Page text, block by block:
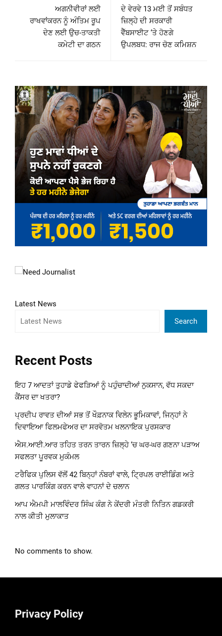
ਅਗਨੀਵੀਰਾਂ ਲਈ
ਰਾਖਵਾਂਕਰਨ ਨੂੰ ਅੰਤਿਮ ਰੂਪ
ਦੇਣ ਲਈ ਉਚ-ਤਾਕਤੀ
ਕਮੇਟੀ ਦਾ ਗਠਨ
ਦੇ ਵੇਰਵੇ 13 ਮਈ ਤੋਂ ਸਬੰਧਤ
ਜ਼ਿਲ੍ਹੇ ਦੀ ਸਰਕਾਰੀ
ਵੈੱਬਸਾਈਟ ‘ਤੇ ਹੋਣਗੇ
ਉਪਲਬਧ: ਰਾਜ ਚੋਣ ਕਮਿਸ਼ਨ
Latest News
Search
Recent Posts
ਇਹ 7 ਆਦਤਾਂ ਤੁਹਾਡੇ ਫੇਫੜਿਆਂ ਨੂੰ ਪਹੁੰਚਾਦੀਆਂ ਨੁਕਸਾਨ, ਵੱਧ ਸਕਦਾ
ਕੈਂਸਰ ਦਾ ਖਤਰਾ?
ਪ੍ਰਦੀਪ ਰਾਵਤ ਦੀਆਂ ਸਭ ਤੋਂ ਖੌਫ਼ਨਾਕ ਵਿਲੇਨ ਭੂਮਿਕਾਵਾਂ, ਜਿਨ੍ਹਾਂ ਨੇ
ਦਿਵਾਇਆ ਫਿਲਮਫੇਅਰ ਦਾ ਸਰਵੋਤਮ ਖਲਨਾਇਕ ਪੁਰਸਕਾਰ
ਐਸ.ਆਈ.ਆਰ ਤਹਿਤ ਤਰਨ ਤਾਰਨ ਜ਼ਿਲ੍ਹੇ ‘ਚ ਘਰ-ਘਰ ਗਣਨਾ ਪੜਾਅ
ਸਫਲਤਾ ਪੂਰਵਕ ਮੁਕੰਮਲ
ਟਰੈਫਿਕ ਪੁਲਿਸ ਵੱਲੋਂ 42 ਬਿਨ੍ਹਾਂ ਨੰਬਰਾਂ ਵਾਲੇ, ਟ੍ਰਿਪਲ ਰਾਈਡਿੰਗ ਅਤੇ
ਗਲਤ ਪਾਰਕਿੰਗ ਕਰਨ ਵਾਲੇ ਵਾਹਨਾਂ ਦੇ ਚਲਾਨ
ਆਪ ਐਮਪੀ ਮਾਲਵਿੰਦਰ ਸਿੰਘ ਕੰਗ ਨੇ ਕੇਂਦਰੀ ਮੰਤਰੀ ਨਿਤਿਨ ਗਡਕਰੀ
ਨਾਲ ਕੀਤੀ ਮੁਲਾਕਾਤ
No comments to show.
Privacy Policy